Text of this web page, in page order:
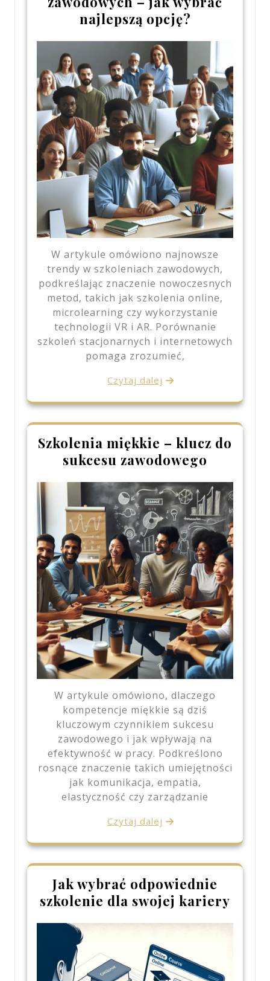
najlepszą opcję?
W artykule omówiono najnowsze
trendy w szkoleniach zawodowych,
podkreślając znaczenie nowoczesnych
metod, takich jak szkolenia online,
microlearning czy wykorzystanie
technologii VR i AR. Porównanie
szkoleń stacjonarnych i internetowych
pomaga zrozumieć,
Czytaj dalej
Szkolenia miękkie – klucz do
sukcesu zawodowego
W artykule omówiono, dlaczego
kompetencje miękkie są dziś
kluczowym czynnikiem sukcesu
zawodowego i jak wpływają na
efektywność w pracy. Podkreślono
rosnące znaczenie takich umiejętności
jak komunikacja, empatia,
elastyczność czy zarządzanie
Czytaj dalej
Jak wybrać odpowiednie
szkolenie dla swojej kariery